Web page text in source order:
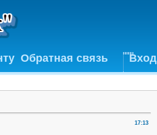
Обратная связь Вход
17:13